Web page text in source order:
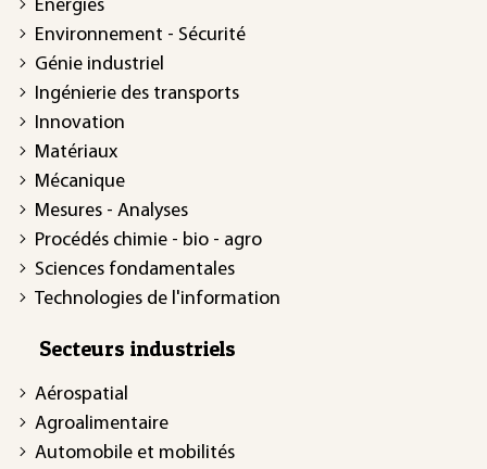
Énergies
Environnement - Sécurité
Génie industriel
Ingénierie des transports
Innovation
Matériaux
Mécanique
Mesures - Analyses
Procédés chimie - bio - agro
Sciences fondamentales
Technologies de l'information
Secteurs industriels
Aérospatial
Agroalimentaire
Automobile et mobilités